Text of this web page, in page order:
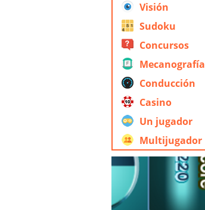
Visión
Sudoku
Concursos
Mecanografía
Conducción
Casino
Un jugador
Multijugador